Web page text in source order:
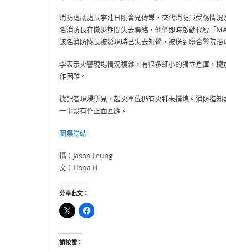
消防處副處長李建日剛會見傳媒，交代消防員受傷情
名消防長在撤退期間失去聯絡，他們即時啟動代號「
該名消防隊長被發現時已失去知覺，被送到聯合醫院治
李表示火警現場情況複雜，有很多細小的獨立倉庫，
作困難。
據記者現場所見，起火單位仍有火種未撲熄。消防指
一事沒有作正面回應。
圖集聯結
攝：Jason Leung
文：Liona Li
分享此文：
請按讚：